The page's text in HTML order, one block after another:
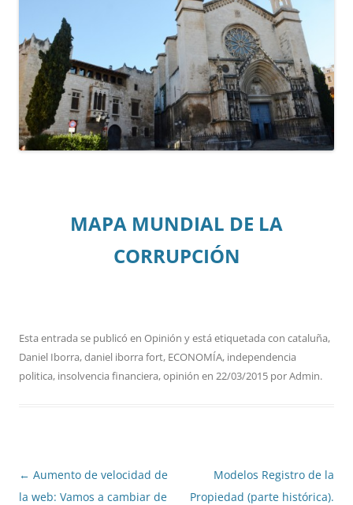
MAPA MUNDIAL DE LA
CORRUPCIÓN
Esta entrada se publicó en Opinión y está etiquetada con cataluña,
Daniel Iborra,daniel iborra fort, ECONOMÍA, independencia
politica, insolvencia financiera,opinión en 22/03/2015 porAdmin.
Navegación
de
← Aumento de velocidad de
la web: Vamos a cambiar de
Modelos Registro de la
Propiedad (parte histórica).